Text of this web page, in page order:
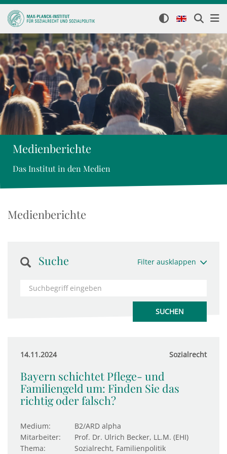
Medienberichte
Das Institut in den Medien
Medienberichte
Suche Filter ausklappen
14.11.2024 Sozialrecht
Bayern schichtet Pflege- und
Familiengeld um: Finden Sie das
richtig oder falsch?
Medium:
B2/ARD alpha
Mitarbeiter:
Prof. Dr. Ulrich Becker, LL.M. (EHI)
Thema:
Sozialrecht, Familienpolitik